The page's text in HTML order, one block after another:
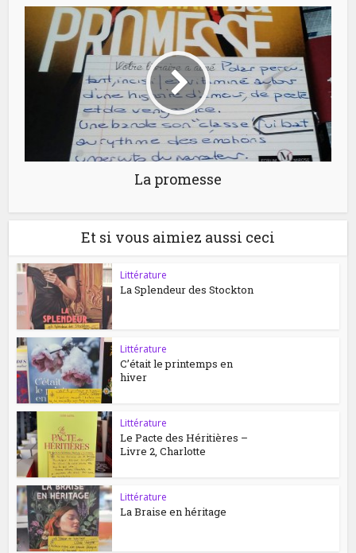
La promesse
Et si vous aimiez aussi ceci
Littérature
La Splendeur des Stockton
Littérature
C’était le printemps en
hiver
Littérature
Le Pacte des Héritières –
Livre 2, Charlotte
Littérature
La Braise en héritage